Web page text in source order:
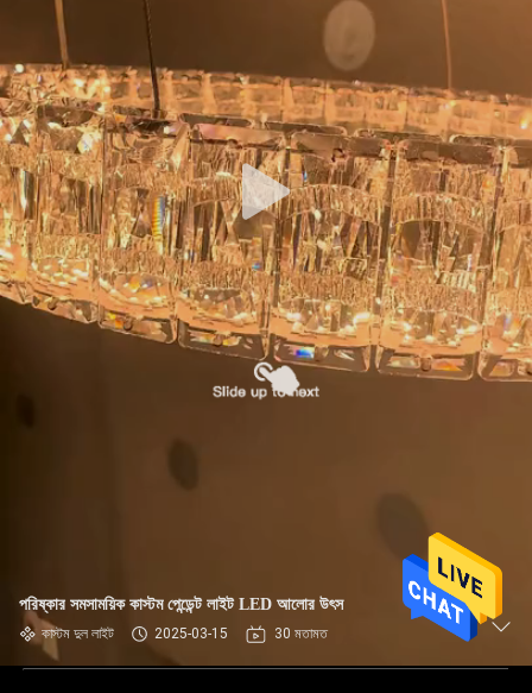
পরিষ্কার সমসাময়িক কাস্টম পেন্ডেন্ট লাইট LED আলোর উৎস
কাস্টম দুল লাইট 2025-03-15 30 মতামত